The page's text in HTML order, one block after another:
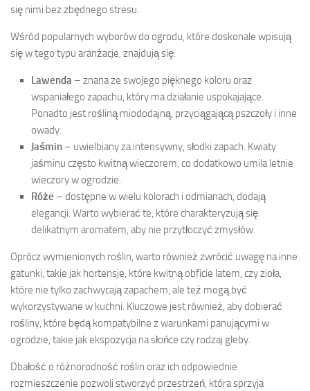
się nimi bez zbędnego stresu.
Wśród popularnych wyborów do ogrodu, które doskonale wpisują
się w tego typu aranżacje, znajdują się:
Lawenda – znana ze swojego pięknego koloru oraz
wspaniałego zapachu, który ma działanie uspokajające.
Ponadto jest rośliną miododajną, przyciągającą pszczoły i inne
owady.
Jaśmin – uwielbiany za intensywny, słodki zapach. Kwiaty
jaśminu często kwitną wieczorem, co dodatkowo umila letnie
wieczory w ogrodzie.
Róże – dostępne w wielu kolorach i odmianach, dodają
elegancji. Warto wybierać te, które charakteryzują się
delikatnym aromatem, aby nie przytłoczyć zmysłów.
Oprócz wymienionych roślin, warto również zwrócić uwagę na inne
gatunki, takie jak hortensje, które kwitną obficie latem, czy zioła,
które nie tylko zachwycają zapachem, ale też mogą być
wykorzystywane w kuchni. Kluczowe jest również, aby dobierać
rośliny, które będą kompatybilne z warunkami panującymi w
ogrodzie, takie jak ekspozycja na słońce czy rodzaj gleby.
Dbałość o różnorodność roślin oraz ich odpowiednie
rozmieszczenie pozwoli stworzyć przestrzeń, która sprzyja